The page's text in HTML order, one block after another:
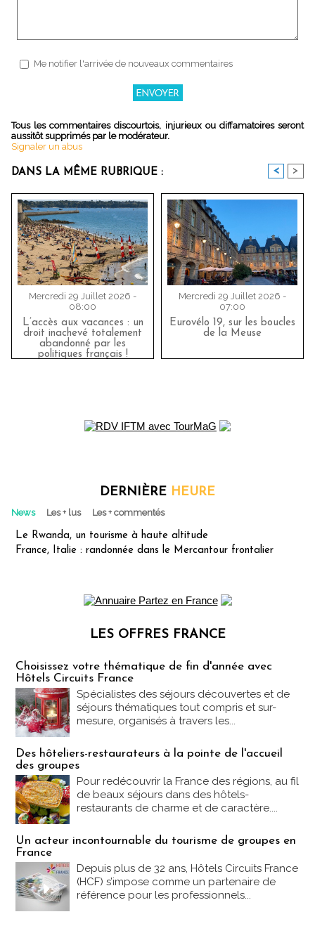
Me notifier l'arrivée de nouveaux commentaires
Tous les commentaires discourtois, injurieux ou diffamatoires seront
aussitôt supprimés par le modérateur.
Signaler un abus
DANS LA MÊME RUBRIQUE : < >
Mercredi 29 Juillet 2026 -
08:00
L’accès aux vacances : un
droit inachevé totalement
abandonné par les
politiques français !
Mercredi 29 Juillet 2026 -
07:00
Eurovélo 19, sur les boucles
de la Meuse
DERNIÈRE HEURE
News Les + lus Les + commentés
Le Rwanda, un tourisme à haute altitude
France, Italie : randonnée dans le Mercantour frontalier
LES OFFRES FRANCE
Choisissez votre thématique de fin d'année avec
Hôtels Circuits France
Spécialistes des séjours découvertes et de
séjours thématiques tout compris et sur-
mesure, organisés à travers les...
Des hôteliers-restaurateurs à la pointe de l'accueil
des groupes
Pour redécouvrir la France des régions, au fil
de beaux séjours dans des hôtels-
restaurants de charme et de caractère....
Un acteur incontournable du tourisme de groupes en
France
Depuis plus de 32 ans, Hôtels Circuits France
(HCF) s’impose comme un partenaire de
référence pour les professionnels...